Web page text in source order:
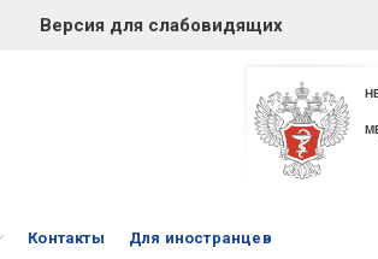
Версия для слабовидящих
Контакты Для иностранцев